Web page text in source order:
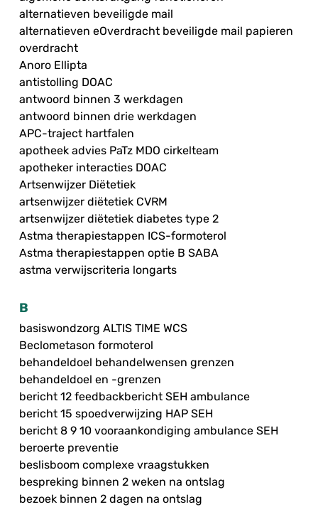
alternatieven beveiligde mail
alternatieven eOverdracht beveiligde mail papieren
overdracht
Anoro Ellipta
antistolling DOAC
antwoord binnen 3 werkdagen
antwoord binnen drie werkdagen
APC-traject hartfalen
apotheek advies PaTz MDO cirkelteam
apotheker interacties DOAC
Artsenwijzer Diëtetiek
artsenwijzer diëtetiek CVRM
artsenwijzer diëtetiek diabetes type 2
Astma therapiestappen ICS-formoterol
Astma therapiestappen optie B SABA
astma verwijscriteria longarts
B
basiswondzorg ALTIS TIME WCS
Beclometason formoterol
behandeldoel behandelwensen grenzen
behandeldoel en -grenzen
bericht 12 feedbackbericht SEH ambulance
bericht 15 spoedverwijzing HAP SEH
bericht 8 9 10 vooraankondiging ambulance SEH
beroerte preventie
beslisboom complexe vraagstukken
bespreking binnen 2 weken na ontslag
bezoek binnen 2 dagen na ontslag